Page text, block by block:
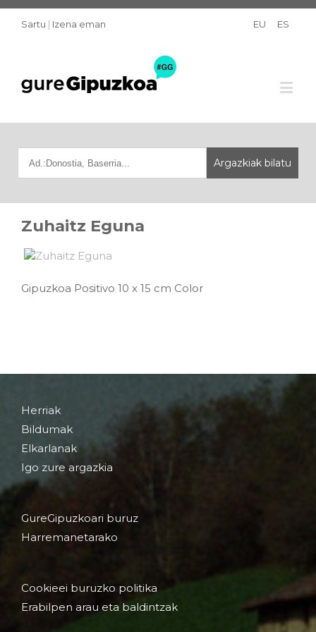
Sartu | Izena eman EU ES
Zuhaitz Eguna
Gipuzkoa Positivo 10 x 15 cm Color
Herriak
Bildumak
Elkarlanak
Igo zure argazkia
GureGipuzkoari buruz
Harremanetarako
Cookieei buruzko politika
Erabilpen arau eta baldintzak